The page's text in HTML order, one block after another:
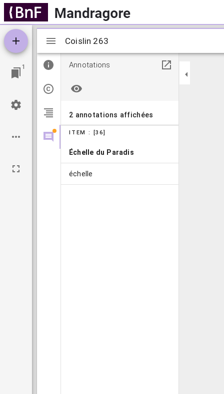
1
Visualiseur
Mirador
Coislin 263
Annotations
2 annotations affichées
ITEM : [36]
Échelle du Paradis
échelle
Coislin 263